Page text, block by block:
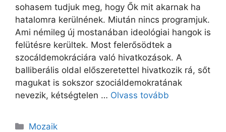
sohasem tudjuk meg, hogy Ők mit akarnak ha
hatalomra kerülnének. Miután nincs programjuk.
Ami némileg új mostanában ideológiai hangok is
felütésre kerültek. Most felerősödtek a
szocáldemokráciára való hivatkozások. A
balliberális oldal előszeretettel hivatkozik rá, sőt
magukat is sokszor szociáldemokratának
nevezik, kétségtelen … Olvass tovább
Kategória
Mozaik